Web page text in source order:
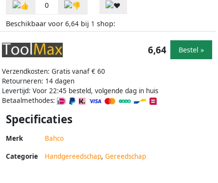
0
Beschikbaar voor 6,64 bij 1 shop:
Verzendkosten: Gratis vanaf € 60
Retourneren: 14 dagen
Levertijd: Voor 22:45 besteld, volgende dag in huis
Betaalmethodes:
6,64 Bestel »
Specificaties
Merk Bahco
Categorie Handgereedschap, Gereedschap